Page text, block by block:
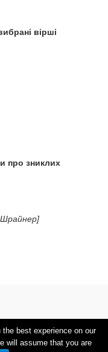
вірші
про зниклих
best experience on our
will assume that you are